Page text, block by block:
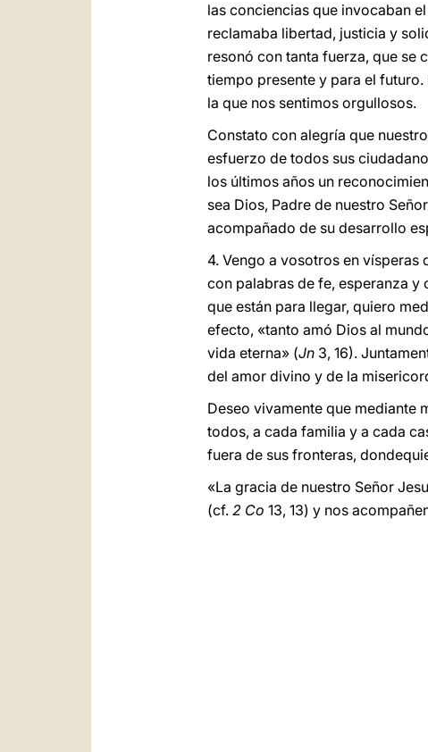
las conciencias que invocaban
reclamaba libertad, justicia y
resonó con tanta fuerza, que
tiempo presente y para el
la que nos sentimos orgullosos.
Constato con alegría que
esfuerzo de todos sus
los últimos años un
sea Dios, Padre de nuestro
acompañado de su desarrollo
4. Vengo a vosotros en
con palabras de fe, esperanza y
que están para llegar, quiero
efecto, «tanto amó Dios al
vida eterna» (Jn 3, 16).
del amor divino y de la
Deseo vivamente que mediante
todos, a cada familia y a cada
fuera de sus fronteras,
«La gracia de nuestro Señor
(cf. 2 Co 13, 13) y nos